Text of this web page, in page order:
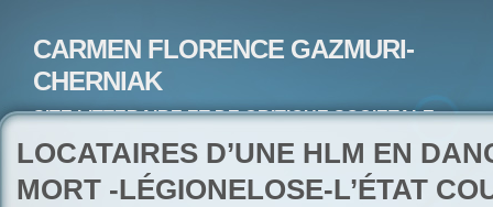
CARMEN FLORENCE GAZMURI-
CHERNIAK
SITE LITTERAIRE ET DE CRITIQUE SOCIETALE-
LOCATAIRES D’UNE HLM EN
MORT -LÉGIONELOSE-L’ÉTAT